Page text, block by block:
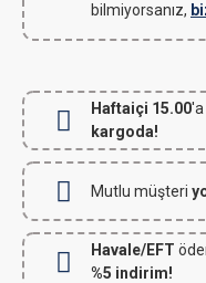
bilmiyorsanız,
Haftaiçi 15.00'a
kargoda!
Mutlu müşteri
Havale/EFT
%5 indirim!